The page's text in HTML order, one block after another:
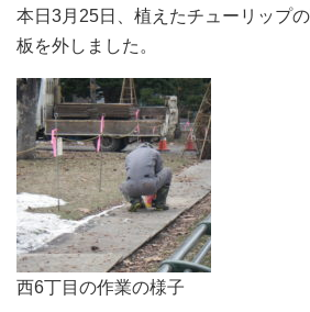
本日3月25日、植えたチューリップ
板を外しました。
西6丁目の作業の様子